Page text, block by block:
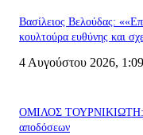
Βασίλειος Βελούδας:
κουλτούρα ευθύνης και
4 Αυγούστου 2026,
ΟΜΙΛΟΣ ΤΟΥΡΝΙΚΙΩΤΗ:
αποδόσεων